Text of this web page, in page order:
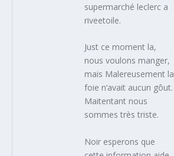
supermarché leclerc a
riveetoile.
Just ce moment la,
nous voulons manger,
mais Malereusement la
foie n‘avait aucun gôut.
Maitentant nous
sommes très triste.
Noir esperons que